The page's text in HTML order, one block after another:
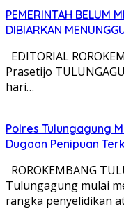
PEMERINTAH BELUM
DIBIARKAN
EDITORIAL
Prasetijo
hari…
Polres Tulungagung
Dugaan Penipuan
ROROKEMBANG
Tulungagung mulai
rangka penyelidikan